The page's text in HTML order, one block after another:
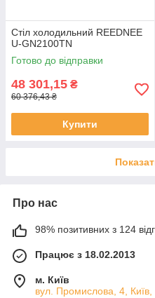
Стіл холодильний REEDNEE
U-GN2100TN
Готово до відправки
48 301,15 ₴
60 376,43 ₴
Купити
Про нас
98% позитивних з 124
Працює з 18.02.2013
м. Київ
вул. Промислова, 4, Київ,